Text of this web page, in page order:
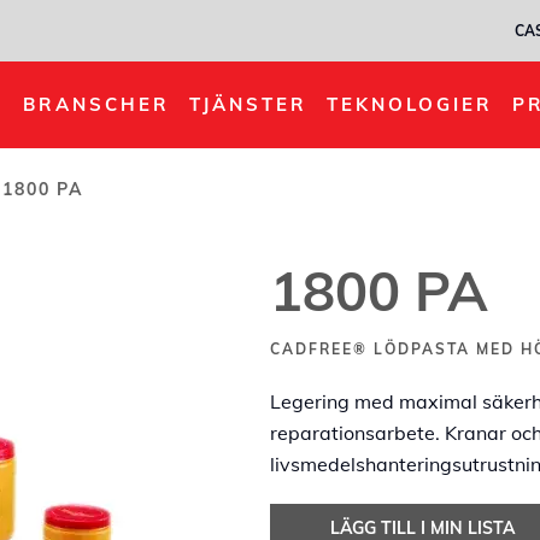
BRANSCHER TJÄNSTER TEKNOLOGIER
1800 PA
1800 PA
CADFREE® LÖDPASTA MED
Legering med maximal
reparationsarbete. Kranar
LÄGG TILL I MIN LISTA